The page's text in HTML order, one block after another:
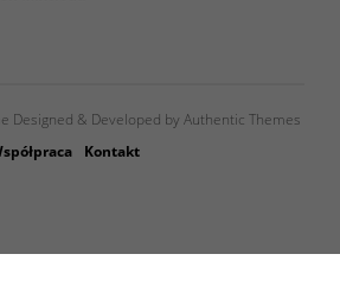
Designed & Developed by Authentic Themes
Kontakt